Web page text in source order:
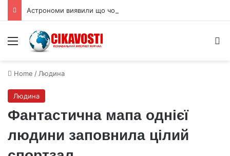
Menu
Home / Людина
Людина
Фантастична мапа однієї
людини заповнила цілий